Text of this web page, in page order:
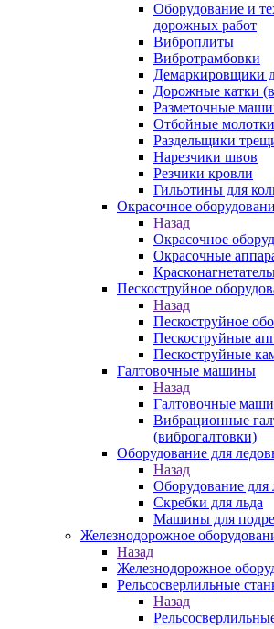
Оборудование и
дорожных работ
Виброплиты
Вибротрамбовки
Демаркировщики
Дорожные катки
Разметочные
Отбойные молотки
Раздельщики
Нарезчики швов
Резчики кровли
Гильотины для
Окрасочное
Назад
Окрасочное
Окрасочные
Пескоструйное
Назад
Пескоструйное
Пескоструйные
Пескоструйные
Галтовочные машины
Назад
Галтовочные
Вибрационные
(виброгалтовки)
Оборудование для
Назад
Оборудование для
Скребки для льда
Машины для
Железнодорожное
Назад
Железнодорожное
Рельсосверлильные
Назад